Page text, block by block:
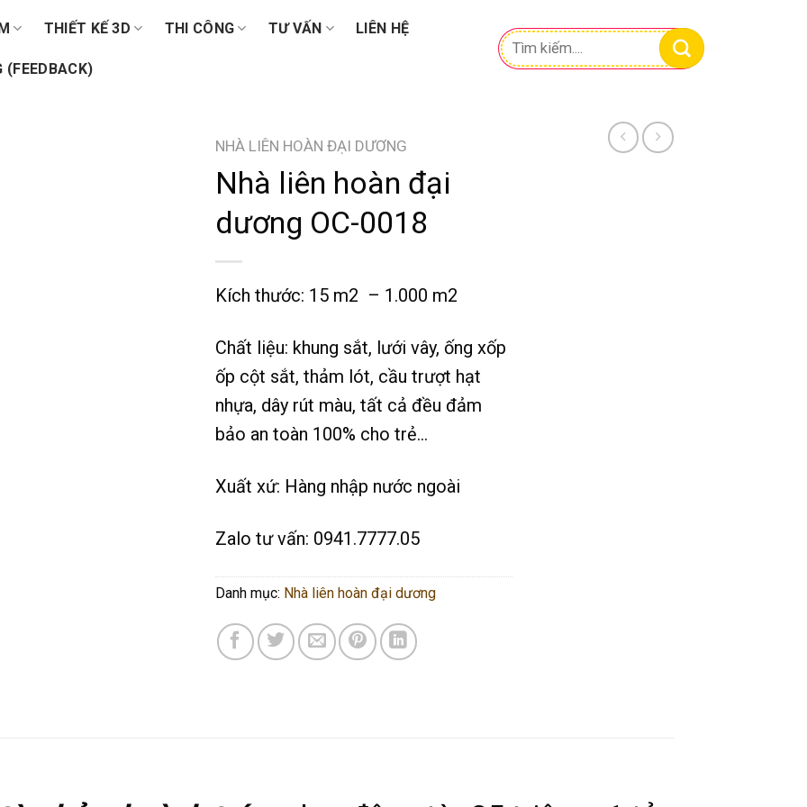
THIẾT KẾ 3D THI CÔNG TƯ VẤN LIÊN HỆ
(FEEDBACK)
Tìm
kiếm:
NHÀ LIÊN HOÀN ĐẠI DƯƠNG
Nhà liên hoàn đại
dương OC-0018
Kích thước: 15 m2 – 1.000 m2
Chất liệu: khung sắt, lưới vây, ống xốp
ốp cột sắt, thảm lót, cầu trượt hạt
nhựa, dây rút màu, tất cả đều đảm
bảo an toàn 100% cho trẻ…
Xuất xứ: Hàng nhập nước ngoài
Zalo tư vấn: 0941.7777.05
Danh mục: Nhà liên hoàn đại dương